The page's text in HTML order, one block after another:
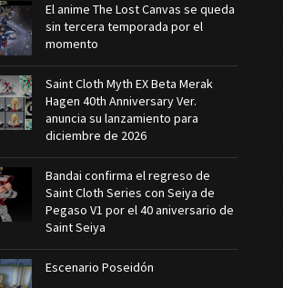
El anime The Lost Canvas se queda
sin tercera temporada por el
momento
Saint Cloth Myth EX Beta Merak
Hagen 40th Anniversary Ver.
anuncia su lanzamiento para
diciembre de 2026
Bandai confirma el regreso de
Saint Cloth Series con Seiya de
Pegaso V1 por el 40 aniversario de
Saint Seiya
Escenario Poseidón